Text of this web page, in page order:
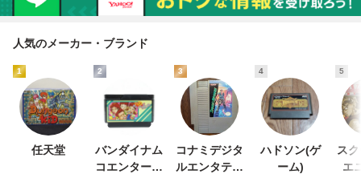
人気のメーカー・ブランド
1
任天堂
2
バンダイナム
コエンターテ
3
コナミデジタ
ルエンタテイ
4
ハドソン(ゲ
ーム)
5
ス
エ